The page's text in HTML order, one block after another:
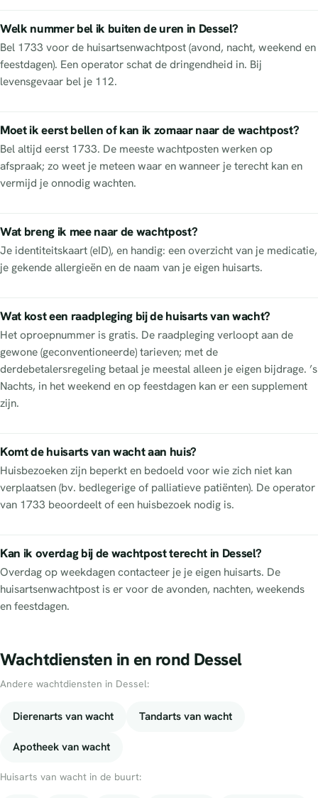
Welk nummer bel ik buiten de uren in Dessel?
Bel 1733 voor de huisartsenwachtpost (avond, nacht, weekend en
feestdagen). Een operator schat de dringendheid in. Bij
levensgevaar bel je 112.
Moet ik eerst bellen of kan ik zomaar naar de wachtpost?
Bel altijd eerst 1733. De meeste wachtposten werken op
afspraak; zo weet je meteen waar en wanneer je terecht kan en
vermijd je onnodig wachten.
Wat breng ik mee naar de wachtpost?
Je identiteitskaart (eID), en handig: een overzicht van je medicatie,
je gekende allergieën en de naam van je eigen huisarts.
Wat kost een raadpleging bij de huisarts van wacht?
Het oproepnummer is gratis. De raadpleging verloopt aan de
gewone (geconventioneerde) tarieven; met de
derdebetalersregeling betaal je meestal alleen je eigen bijdrage. ’s
Nachts, in het weekend en op feestdagen kan er een supplement
zijn.
Komt de huisarts van wacht aan huis?
Huisbezoeken zijn beperkt en bedoeld voor wie zich niet kan
verplaatsen (bv. bedlegerige of palliatieve patiënten). De operator
van 1733 beoordeelt of een huisbezoek nodig is.
Kan ik overdag bij de wachtpost terecht in Dessel?
Overdag op weekdagen contacteer je je eigen huisarts. De
huisartsenwachtpost is er voor de avonden, nachten, weekends
en feestdagen.
Wachtdiensten in en rond Dessel
Andere wachtdiensten in Dessel:
Dierenarts van wacht Tandarts van wacht
Apotheek van wacht
Huisarts van wacht in de buurt: